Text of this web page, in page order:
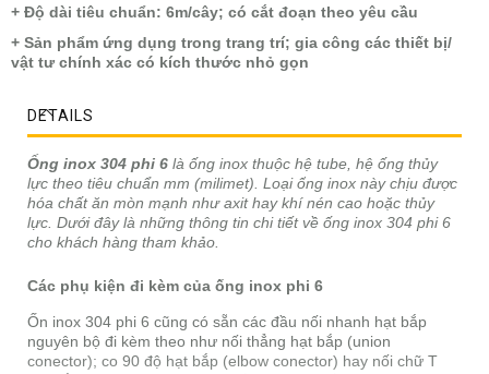
+ Độ dài tiêu chuẩn: 6m/cây; có cắt đoạn theo yêu cầu
+ Sản phẩm ứng dụng trong trang trí; gia công các thiết bị/
vật tư chính xác có kích thước nhỏ gọn
DETAILS
Ống inox 304 phi 6 là ống inox thuộc hệ tube, hệ ống thủy
lực theo tiêu chuẩn mm (milimet). Loại ống inox nàychịu được
hóa chất ăn mòn mạnh như axit hay khí nén cao hoặc thủy
lực. Dưới đây là những thông tin chi tiết về ống inox 304 phi 6
cho khách hàng tham khảo.
Các phụ kiện đi kèm của ống inox phi 6
Ốn inox 304 phi 6 cũng có sẵn các đầu nối nhanh hạt bắp
nguyên bộ đi kèm theo như nối thẳng hạt bắp (union
conector); co 90 độ hạt bắp (elbow conector) hay nối chữ T